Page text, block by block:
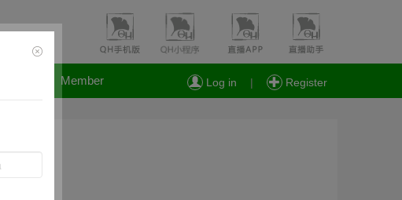
Member Log in | Register